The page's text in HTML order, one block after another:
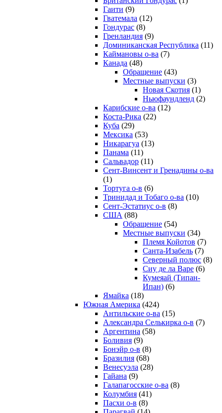
Гаити (9)
Гватемала (12)
Гондурас (8)
Гренландия (9)
Доминиканская Республика (11)
Каймановы о-ва (7)
Канада (48)
Обращение (43)
Местные выпуски (3)
Новая Скотия (1)
Ньюфаундленд (2)
Карибские о-ва (12)
Коста-Рика (22)
Куба (29)
Мексика (53)
Никарагуа (13)
Панама (11)
Сальвадор (11)
Сент-Винсент и Гренадины о-ва
(1)
Тортуга о-в (6)
Тринидад и Тобаго о-ва (10)
Сент-Эстатиус о-в (8)
США (88)
Обращение (54)
Местные выпуски (34)
Племя Койотов (7)
Санта-Изабель (7)
Северный полюс (8)
Сиу де ла Варе (6)
Кумеяай (Типан-
Ипан) (6)
Ямайка (18)
Южная Америка (424)
Антильские о-ва (15)
Александра Селькирка о-в (7)
Аргентина (58)
Боливия (9)
Бонэйр о-в (8)
Бразилия (68)
Венесуэла (28)
Гайана (9)
Галапагосские о-ва (8)
Колумбия (41)
Пасхи о-в (8)